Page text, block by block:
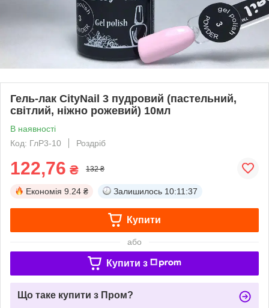
Гель-лак CityNail 3 пудровий (пастельний,
світлий, ніжно рожевий) 10мл
В наявності
Код: ГлР3-10
Роздріб
122,76 ₴ 132 ₴
Економія 9.24 ₴ Залишилось 10:11:36
Купити
або
Купити з
Що таке купити з Пром?